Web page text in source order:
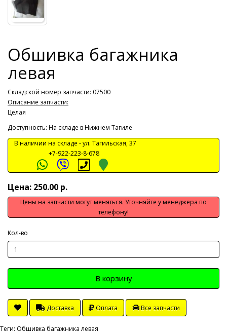
Обшивка багажника
левая
Складской номер запчасти: 07500
Описание запчасти:
Целая
Доступность: На складе в Нижнем Тагиле
В наличии на складе -ул. Тагильская, 37
+7-922-223-8-678
Цена: 250.00 р.
Цены на запчасти могут меняться. Уточняйте у менеджера по
телефону!
Кол-во
В корзину
Доставка Оплата Все запчасти
Теги: Обшивка багажника левая